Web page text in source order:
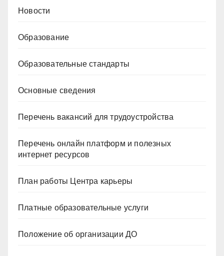
Новости
Образование
Образовательные стандарты
Основные сведения
Перечень вакансий для трудоустройства
Перечень онлайн платформ и полезных
интернет ресурсов
План работы Центра карьеры
Платные образовательные услуги
Положение об организации ДО